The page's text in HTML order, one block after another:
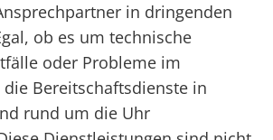
in dringenden
ob es um technische
oder Probleme im
die Bereitschaftsdienste in
rund um die Uhr